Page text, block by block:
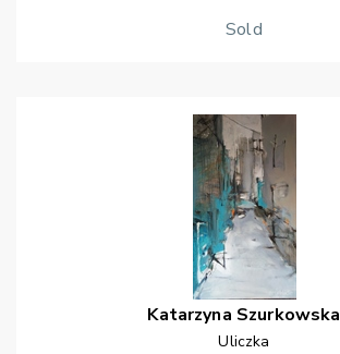
Sold
Katarzyna Szurkowska
Uliczka